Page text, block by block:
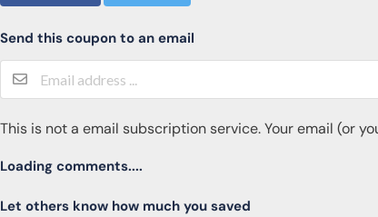
Send this coupon to an email
This is not a email subscription service. Your email (or
Loading comments....
Let others know how much you saved